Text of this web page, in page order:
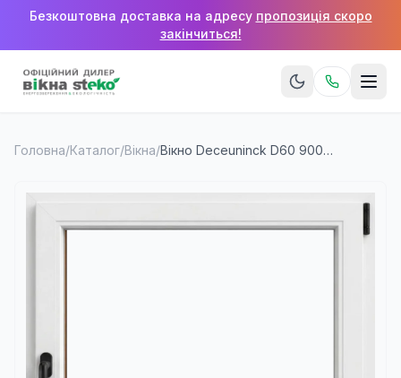
Безкоштовна доставка на адресу пропозиція скоро
закінчиться!
Головна/Каталог/Вікна/ Вікно Deceuninck D60 900×1400 мм (1 стулка)